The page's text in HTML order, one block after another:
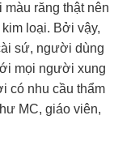
răng thật nên
loại. Bởi vậy,
sứ, người dùng
mọi người xung
có nhu cầu thẩm
MC, giáo viên,